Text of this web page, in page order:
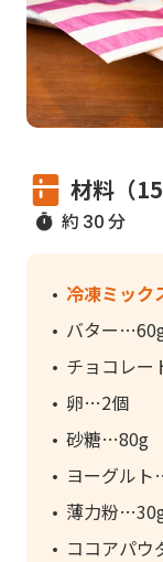
材料（
約 30分
冷凍ミック
バター
チョコレー
卵
2個
砂糖
80g
ヨーグルト
薄力粉
ココアパウ